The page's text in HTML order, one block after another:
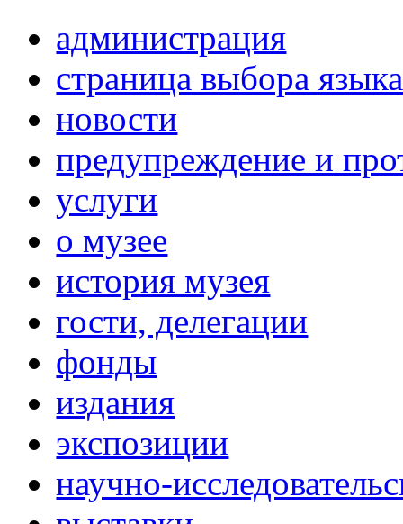
администрация
страница выбора языка
новости
предупреждение и
услуги
о музее
история музея
гости, делегации
фонды
издания
экспозиции
научно-